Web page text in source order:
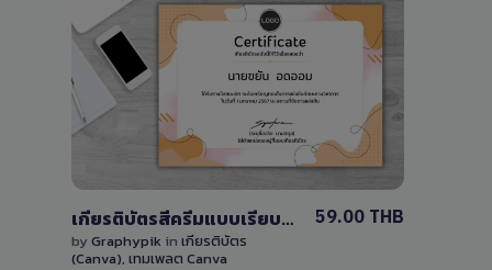
View Details
0 Sale
เกียรติบัตรสีครีมแบบเรียบง่ายแก้ไขได้เองบน Canva
by Graphypik in เกียรติบัตร
(Canva), เทมเพลต Canva
59.00 THB